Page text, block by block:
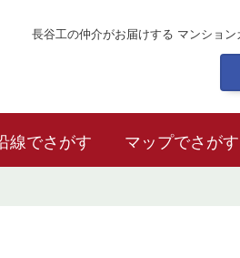
長谷工の仲介がお届けする マンション
線でさがす マップでさがす